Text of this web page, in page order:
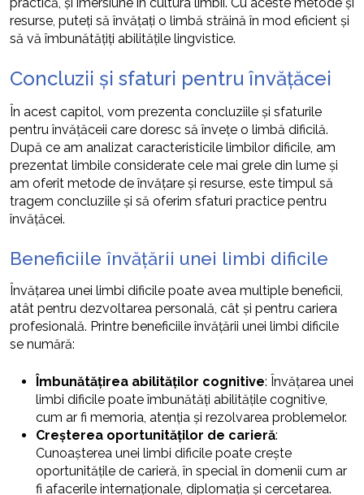
resurse, puteți să învățați o limbă străină în mod eficient și
să vă îmbunătățiți abilitățile lingvistice.
Concluzii și sfaturi pentru învățăcei
În acest capitol, vom prezenta concluziile și sfaturile
pentru învățăceii care doresc să învețe o limbă dificilă.
După ce am analizat caracteristicile limbilor dificile, am
prezentat limbile considerate cele mai grele din lume și
am oferit metode de învățare și resurse, este timpul să
tragem concluziile și să oferim sfaturi practice pentru
învățăcei.
Beneficiile învățării unei limbi dificile
Învățarea unei limbi dificile poate avea multiple beneficii,
atât pentru dezvoltarea personală, cât și pentru cariera
profesională. Printre beneficiile învățării unei limbi dificile
se numără:
Îmbunătățirea abilităților cognitive: Învățarea unei
limbi dificile poate îmbunătăți abilitățile cognitive,
cum ar fi memoria, atenția și rezolvarea problemelor.
Creșterea oportunităților de carieră:
Cunoașterea unei limbi dificile poate crește
oportunitățile de carieră, în special în domenii cum ar
fi afacerile internaționale, diplomația și cercetarea.